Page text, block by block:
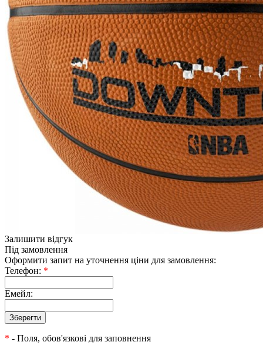
Залишити відгук
Під замовлення
Оформити запит на уточнення ціни для замовлення:
Телефон: *
Емейл:
* - Поля, обов'язкові для заповнення